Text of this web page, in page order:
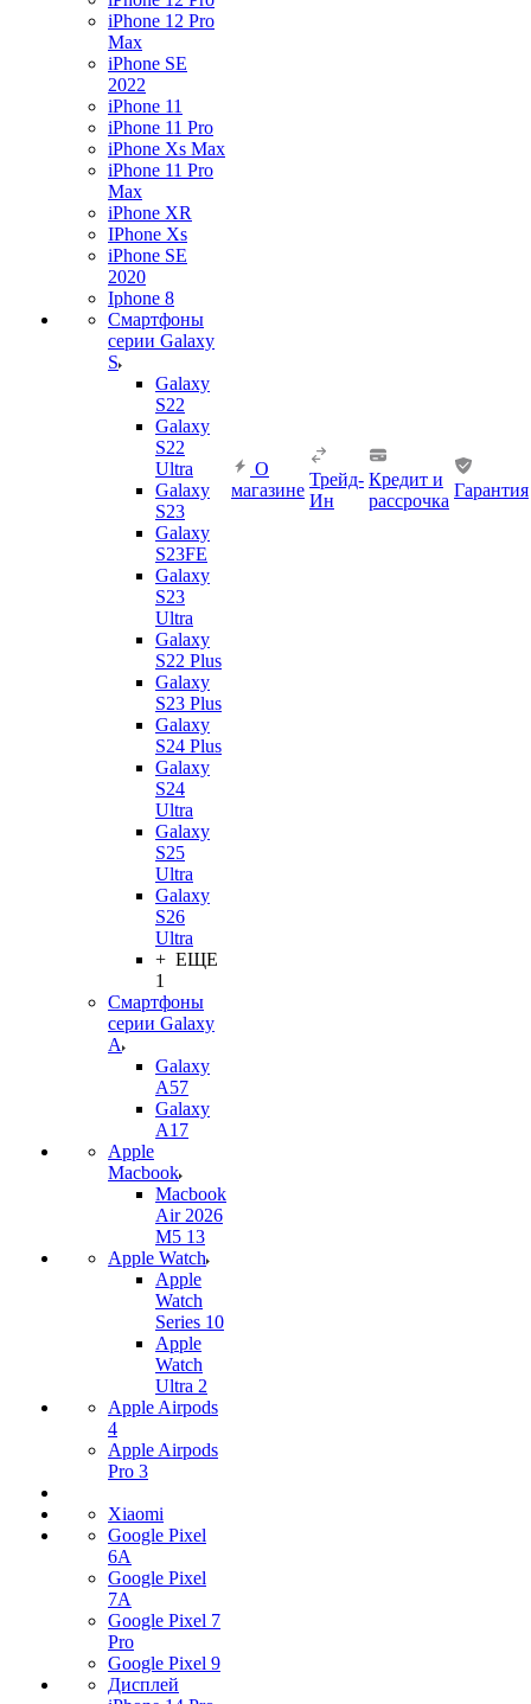
iPhone 12 Pro
Max
iPhone SE
2022
iPhone 11
iPhone 11 Pro
iPhone Xs Max
iPhone 11 Pro
Max
iPhone XR
IPhone Xs
iPhone SE
2020
Iphone 8
Смартфоны
серии Galaxy
S
Galaxy
S22
Galaxy
S22
Ultra
Galaxy
S23
Galaxy
S23FE
Galaxy
S23
Ultra
Galaxy
S22 Plus
Galaxy
S23 Plus
Galaxy
S24 Plus
Galaxy
S24
Ultra
Galaxy
S25
Ultra
Galaxy
S26
Ultra
+ ЕЩЕ
1
Смартфоны
серии Galaxy
A
Galaxy
A57
Galaxy
A17
Apple
Macbook
Macbook
Air 2026
M5 13
Apple Watch
Apple
Watch
Series 10
Apple
Watch
Ultra 2
Apple Airpods
4
Apple Airpods
Pro 3
Xiaomi
Google Pixel
6A
Google Pixel
7А
Google Pixel 7
Pro
Google Pixel 9
Дисплей
О
магазине
Трейд-
Ин
Кредит и
рассрочка
Гарантия